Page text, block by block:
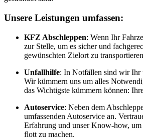
Unsere Leistungen umfassen:
KFZ Abschleppen: Wenn Ihr
zur Stelle, um es sicher und
gewünschten Zielort zu
Unfallhilfe: In Notfällen sind wir Ihr
Wir kümmern uns um alles
das Wichtigste kümmern können:
Autoservice: Neben dem
umfassenden Autoservice an.
Erfahrung und unser Know-how,
flott zu machen.